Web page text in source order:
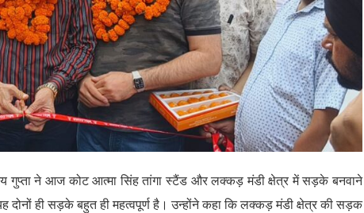
गुप्ता ने आज कोट आत्मा सिंह तांगा स्टैंड और लक्कड़ मंडी क्षेत्र में सड़के बनवाने
दोनों ही सड़के बहुत ही महत्वपूर्ण है। उन्होंने कहा कि लक्कड़ मंडी क्षेत्र की सड़क